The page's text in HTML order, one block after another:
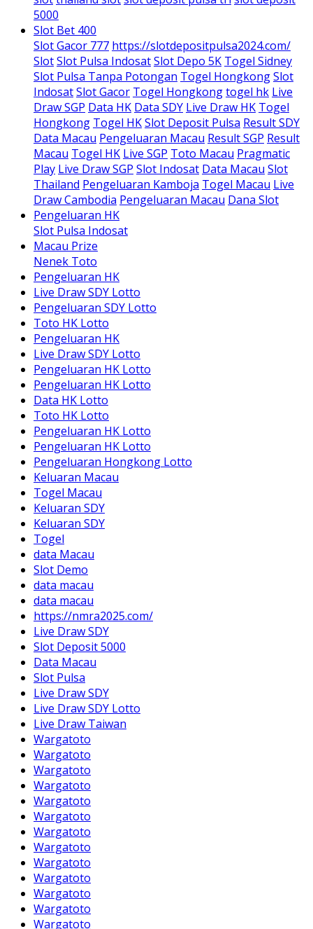
5000
Slot Bet 400
Slot Gacor 777 https://slotdepositpulsa2024.com/
SlotSlot Pulsa IndosatSlot Depo 5K Togel Sidney
Slot Pulsa Tanpa Potongan Togel HongkongSlot
IndosatSlot Gacor Togel Hongkongtogel hk Live
Draw SGP Data HK Data SDY Live Draw HK Togel
Hongkong Togel HKSlot Deposit Pulsa Result SDY
Data Macau Pengeluaran Macau Result SGP Result
Macau Togel HK Live SGP Toto Macau Pragmatic
Play Live Draw SGP Slot Indosat Data Macau Slot
Thailand Pengeluaran Kamboja Togel Macau Live
Draw Cambodia Pengeluaran Macau Dana Slot
Pengeluaran HK
Slot Pulsa Indosat
Macau Prize
Nenek Toto
Pengeluaran HK
Live Draw SDY Lotto
Pengeluaran SDY Lotto
Toto HK Lotto
Pengeluaran HK
Live Draw SDY Lotto
Pengeluaran HK Lotto
Pengeluaran HK Lotto
Data HK Lotto
Toto HK Lotto
Pengeluaran HK Lotto
Pengeluaran HK Lotto
Pengeluaran Hongkong Lotto
Keluaran Macau
Togel Macau
Keluaran SDY
Keluaran SDY
Togel
data Macau
Slot Demo
data macau
data macau
https://nmra2025.com/
Live Draw SDY
Slot Deposit 5000
Data Macau
Slot Pulsa
Live Draw SDY
Live Draw SDY Lotto
Live Draw Taiwan
Wargatoto
Wargatoto
Wargatoto
Wargatoto
Wargatoto
Wargatoto
Wargatoto
Wargatoto
Wargatoto
Wargatoto
Wargatoto
Wargatoto
Wargatoto